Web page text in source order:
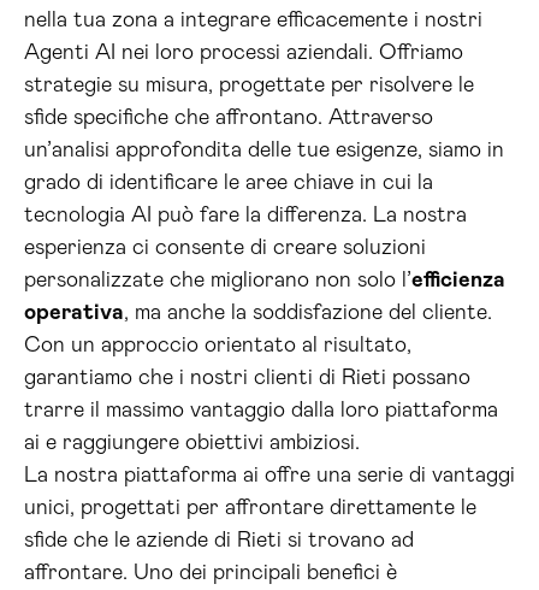
nella tua zona a integrare efficacemente i nostri
Agenti AI nei loro processi aziendali. Offriamo
strategie su misura, progettate per risolvere le
sfide specifiche che affrontano. Attraverso
un’analisi approfondita delle tue esigenze, siamo in
grado di identificare le aree chiave in cui la
tecnologia AI può fare la differenza. La nostra
esperienza ci consente di creare soluzioni
personalizzate che migliorano non solo l’efficienza
operativa, ma anche la soddisfazione del cliente.
Con un approccio orientato al risultato,
garantiamo che i nostri clienti di Rieti possano
trarre il massimo vantaggio dalla loro piattaforma
ai e raggiungere obiettivi ambiziosi.
La nostra piattaforma ai offre una serie di vantaggi
unici, progettati per affrontare direttamente le
sfide che le aziende di Rieti si trovano ad
affrontare. Uno dei principali benefici è